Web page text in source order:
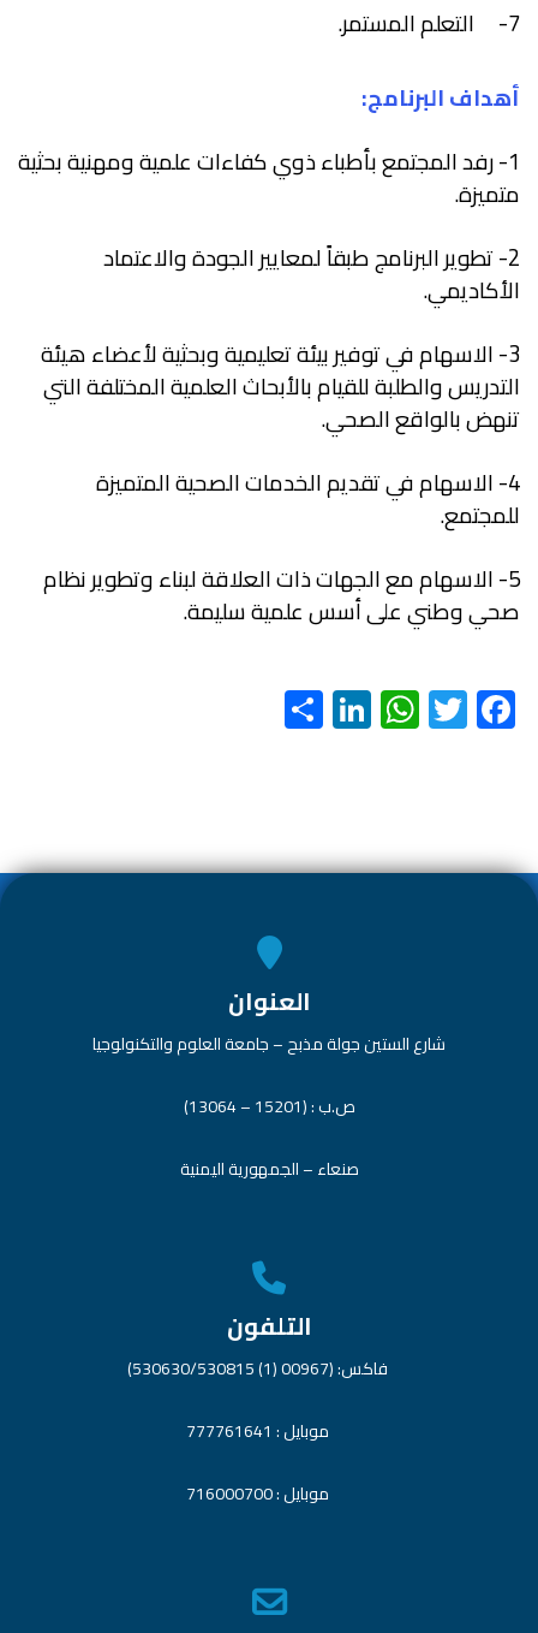
7- التعلم المستمر.
أهداف البرنامج:
1- رفد المجتمع بأطباء ذوي كفاءات علمية ومهنية بحثية
متميزة.
2- تطوير البرنامج طبقاً لمعايير الجودة والاعتماد
الأكاديمي.
3- الاسهام في توفير بيئة تعليمية وبحثية لأعضاء هيئة
التدريس والطلبة للقيام بالأبحاث العلمية المختلفة التي
تنهض بالواقع الصحي.
4- الاسهام في تقديم الخدمات الصحية المتميزة
للمجتمع.
5- الاسهام مع الجهات ذات العلاقة لبناء وتطوير نظام
صحي وطني على أسس علمية سليمة.
F
ac
o
T
wi
W
h
A
Li
nk
n
العنوان
شارع الستين جولة مذبح – جامعة العلوم والتكنولوجيا
ص.ب : (15201 – 13064)
صنعاء – الجمهورية اليمنية
التلفون
فاكس: (00967 (1) 530630/530815)
موبايل : 777761641
موبايل : 716000700